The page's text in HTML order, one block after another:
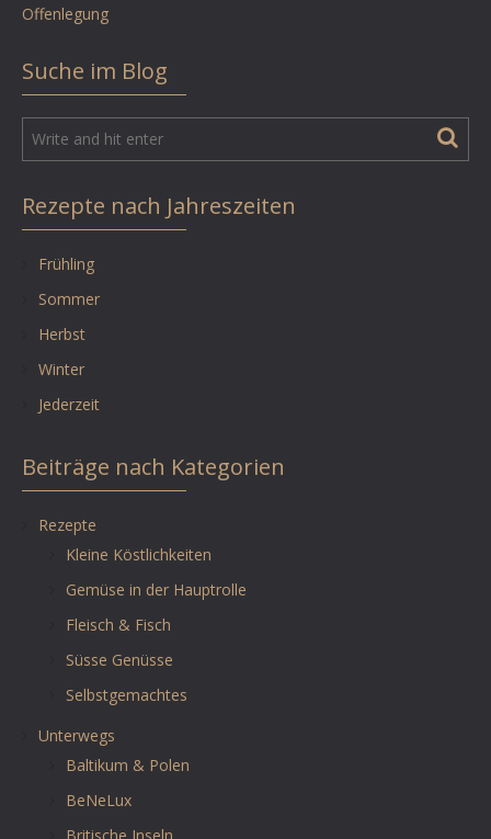
Offenlegung
Suche im Blog
Rezepte nach Jahreszeiten
Frühling
Sommer
Herbst
Winter
Jederzeit
Beiträge nach Kategorien
Rezepte
Kleine Köstlichkeiten
Gemüse in der Hauptrolle
Fleisch & Fisch
Süsse Genüsse
Selbstgemachtes
Unterwegs
Baltikum & Polen
BeNeLux